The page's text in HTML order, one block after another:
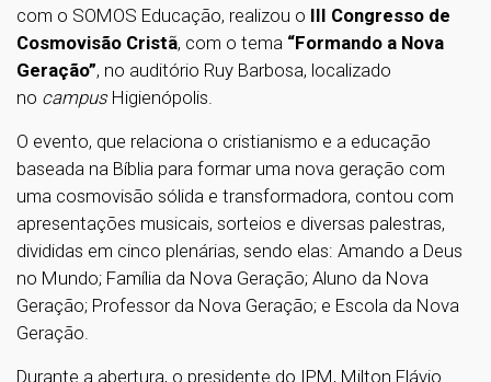
com o SOMOS Educação, realizou o III Congresso de
Cosmovisão Cristã, com o tema “Formando a Nova
Geração”, no auditório Ruy Barbosa, localizado
no campusHigienópolis.
O evento, que relaciona o cristianismo e a educação
baseada na Bíblia para formar uma nova geração com
uma cosmovisão sólida e transformadora, contou com
apresentações musicais, sorteios e diversas palestras,
divididas em cinco plenárias, sendo elas: Amando a Deus
no Mundo; Família da Nova Geração; Aluno da Nova
Geração; Professor da Nova Geração; e Escola da Nova
Geração.
Durante a abertura, o presidente do IPM, Milton Flávio